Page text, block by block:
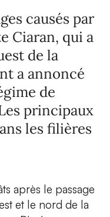
causés par
Ciaran, qui a
de la
a annoncé
de
principaux
les filières
après le passage
et le nord de la